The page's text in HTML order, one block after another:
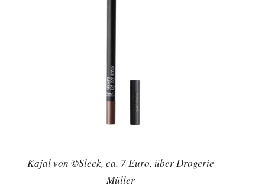
Kajal von ©Sleek, ca. 7 Euro, über Drogerie
Müller